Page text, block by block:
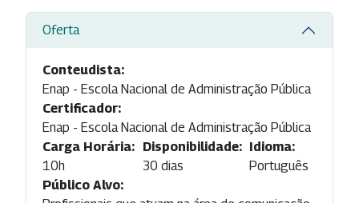
Oferta
Conteudista:
Enap - Escola Nacional de Administração Pública
Certificador:
Enap - Escola Nacional de Administração Pública
Carga Horária:
10h
Disponibilidade:
30 dias
Idioma:
Português
Público Alvo: